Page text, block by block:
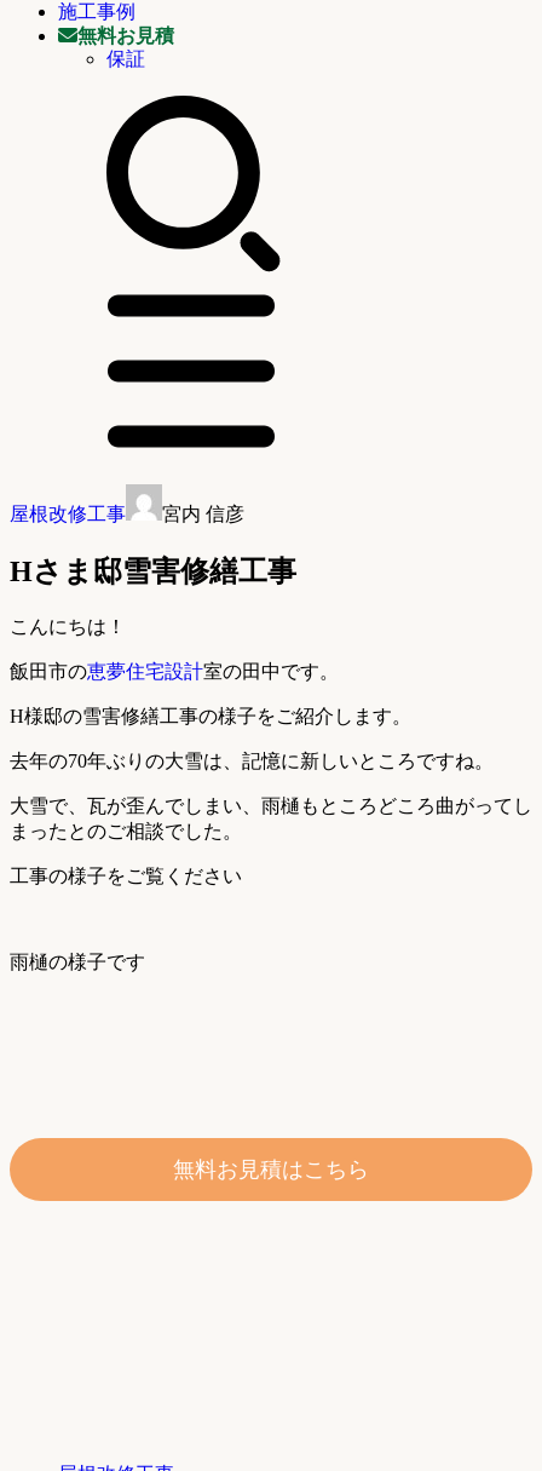
施工事例
無料お見積
保証
屋根改修工事 宮内 信彦
Hさま邸雪害修繕工事
こんにちは！
飯田市の恵夢住宅設計室の田中です。
H様邸の雪害修繕工事の様子をご紹介します。
去年の70年ぶりの大雪は、記憶に新しいところですね。
大雪で、瓦が歪んでしまい、雨樋もところどころ曲がってし
まったとのご相談でした。
工事の様子をご覧ください
雨樋の様子です
無料お見積はこちら